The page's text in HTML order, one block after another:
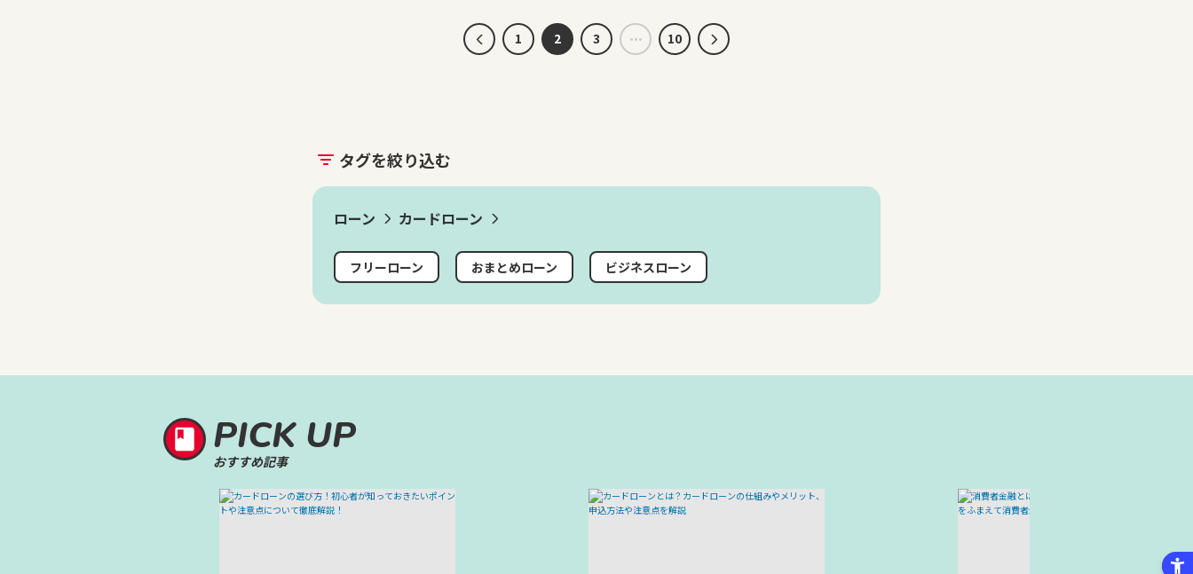
1 2 3 10
タグを絞り込む
ローン カードローン
フリーローン おまとめローン ビジネスローン
PICK UP
おすすめ記事